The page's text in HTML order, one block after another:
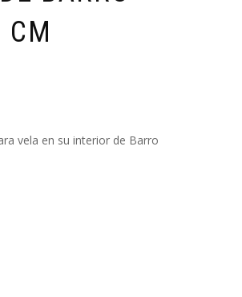
CM
vela en su interior de Barro